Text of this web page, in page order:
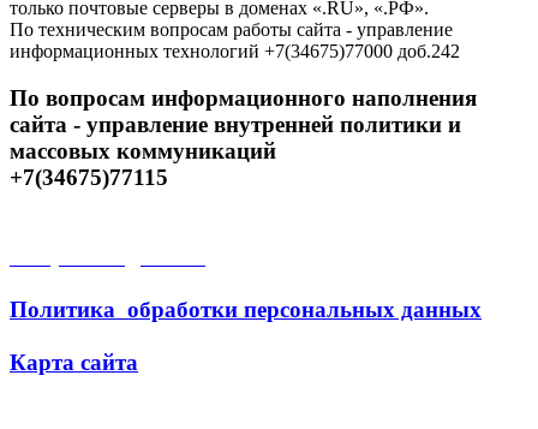
только почтовые серверы в доменах «.RU», «.РФ».
По техническим вопросам работы сайта - управление
информационных технологий +7(34675)77000 доб.242
По вопросам информационного наполнения
сайта - управление внутренней политики и
массовых коммуникаций
+7(34675)77115
Политика обработки персональных данных
Карта сайта